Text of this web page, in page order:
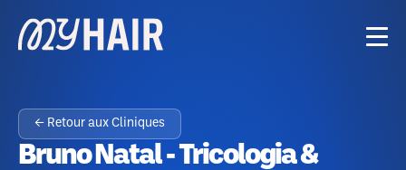
← Retour aux Cliniques
Bruno Natal - Tricologia &